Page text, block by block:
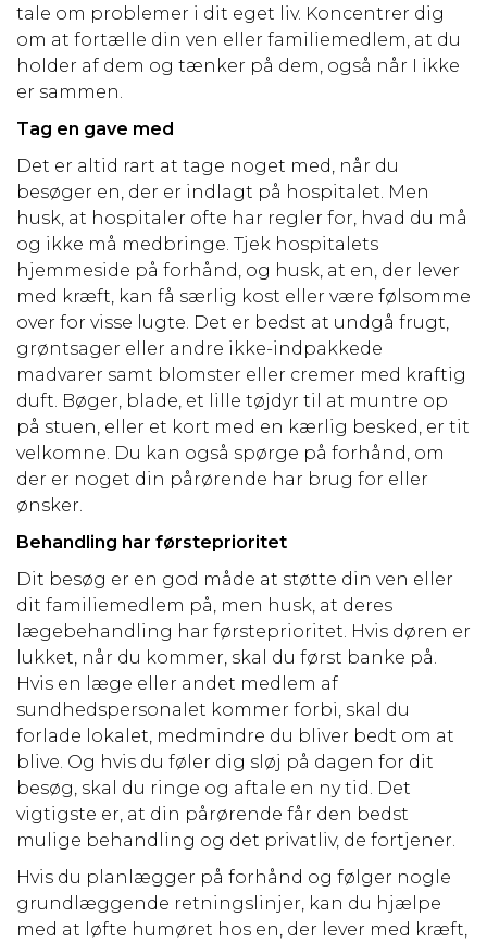
tale om problemer i dit eget liv. Koncentrer dig
om at fortælle din ven eller familiemedlem, at du
holder af dem og tænker på dem, også når I ikke
er sammen.
Tag en gave med
Det er altid rart at tage noget med, når du
besøger en, der er indlagt på hospitalet. Men
husk, at hospitaler ofte har regler for, hvad du må
og ikke må medbringe. Tjek hospitalets
hjemmeside på forhånd, og husk, at en, der lever
med kræft, kan få særlig kost eller være følsomme
over for visse lugte. Det er bedst at undgå frugt,
grøntsager eller andre ikke-indpakkede
madvarer samt blomster eller cremer med kraftig
duft. Bøger, blade, et lille tøjdyr til at muntre op
på stuen, eller et kort med en kærlig besked, er tit
velkomne. Du kan også spørge på forhånd, om
der er noget din pårørende har brug for eller
ønsker.
Behandling har førsteprioritet
Dit besøg er en god måde at støtte din ven eller
dit familiemedlem på, men husk, at deres
lægebehandling har førsteprioritet. Hvis døren er
lukket, når du kommer, skal du først banke på.
Hvis en læge eller andet medlem af
sundhedspersonalet kommer forbi, skal du
forlade lokalet, medmindre du bliver bedt om at
blive. Og hvis du føler dig sløj på dagen for dit
besøg, skal du ringe og aftale en ny tid. Det
vigtigste er, at din pårørende får den bedst
mulige behandling og det privatliv, de fortjener.
Hvis du planlægger på forhånd og følger nogle
grundlæggende retningslinjer, kan du hjælpe
med at løfte humøret hos en, der lever med kræft,